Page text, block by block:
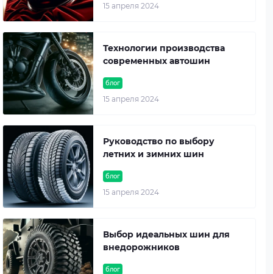
15 апреля 2024
блог
15 апреля 2024
Технологии производства
современных автошин
блог
15 апреля 2024
Руководство по выбору
летних и зимних шин
блог
Выбор идеальных шин для
внедорожников